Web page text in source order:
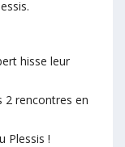
hisse leur
2 rencontres en
Plessis !